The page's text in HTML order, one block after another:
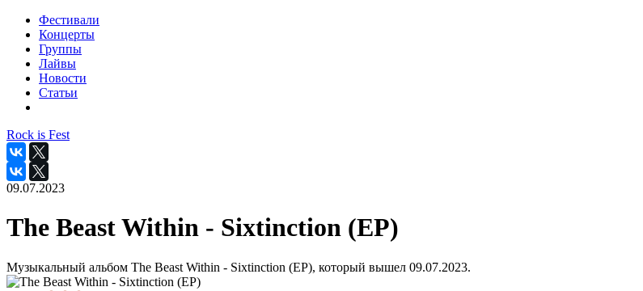
Фестивали
Концерты
Группы
Лайвы
Новости
Статьи
Rock is Fest
09.07.2023
The Beast Within - Sixtinction (EP)
Музыкальный альбом The Beast Within - Sixtinction (EP), который вышел 09.07.2023.